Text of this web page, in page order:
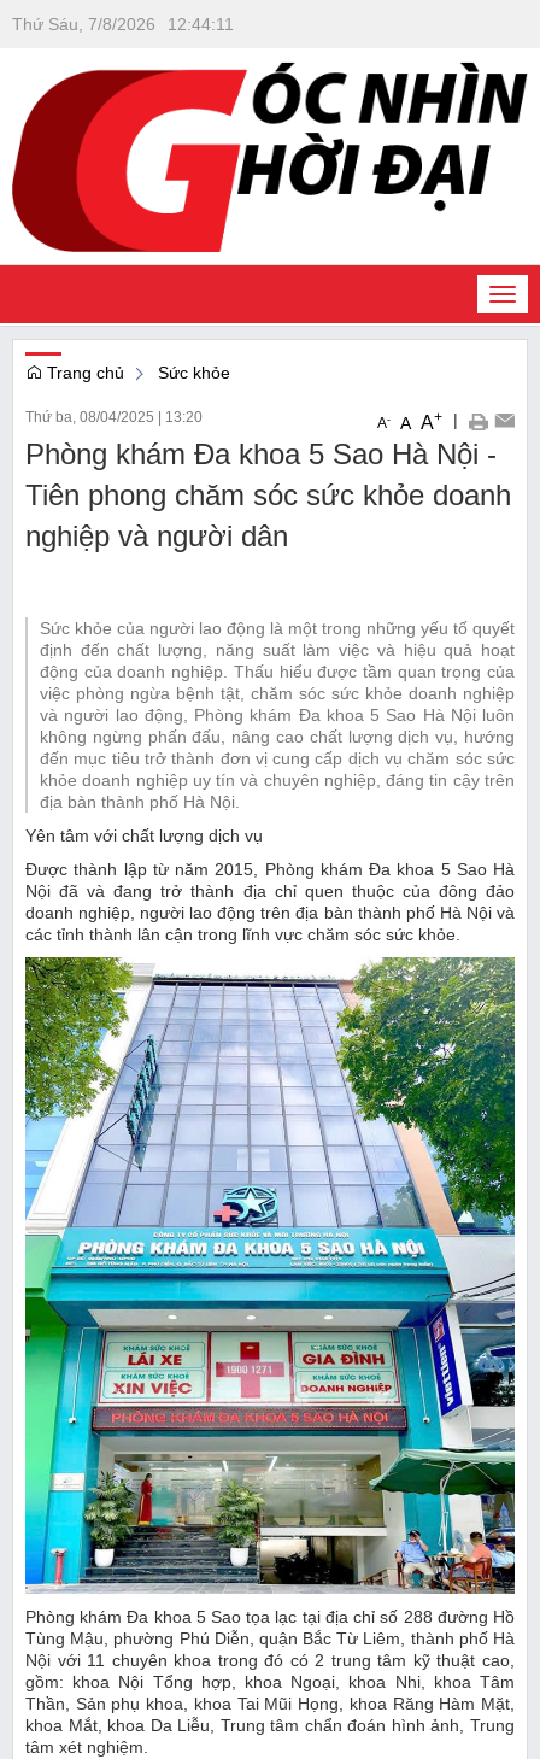
Thứ Sáu, 7/8/2026 12:44:13
Trang chủ Sức khỏe
Thứ ba, 08/04/2025 13:20 A- A A+ |
Phòng khám Đa khoa 5 Sao Hà Nội -
Tiên phong chăm sóc sức khỏe doanh
nghiệp và người dân
Sức khỏe của người lao động là một trong những yếu tố quyết
định đến chất lượng, năng suất làm việc và hiệu quả hoạt
động của doanh nghiệp. Thấu hiểu được tầm quan trọng của
việc phòng ngừa bệnh tật, chăm sóc sức khỏe doanh nghiệp
và người lao động, Phòng khám Đa khoa 5 Sao Hà Nội luôn
không ngừng phấn đấu, nâng cao chất lượng dịch vụ, hướng
đến mục tiêu trở thành đơn vị cung cấp dịch vụ chăm sóc sức
khỏe doanh nghiệp uy tín và chuyên nghiệp, đáng tin cậy trên
địa bàn thành phố Hà Nội.
Yên tâm với chất lượng dịch vụ
Được thành lập từ năm 2015, Phòng khám Đa khoa 5 Sao Hà
Nội đã và đang trở thành địa chỉ quen thuộc của đông đảo
doanh nghiệp, người lao động trên địa bàn thành phố Hà Nội và
các tỉnh thành lân cận trong lĩnh vực chăm sóc sức khỏe.
Phòng khám Đa khoa 5 Sao tọa lạc tại địa chỉ số 288 đường Hồ
Tùng Mậu, phường Phú Diễn, quận Bắc Từ Liêm, thành phố Hà
Nội với 11 chuyên khoa trong đó có 2 trung tâm kỹ thuật cao,
gồm: khoa Nội Tổng hợp, khoa Ngoại, khoa Nhi, khoa Tâm
Thần, Sản phụ khoa, khoa Tai Mũi Họng, khoa Răng Hàm Mặt,
khoa Mắt, khoa Da Liễu, Trung tâm chẩn đoán hình ảnh, Trung
tâm xét nghiệm.